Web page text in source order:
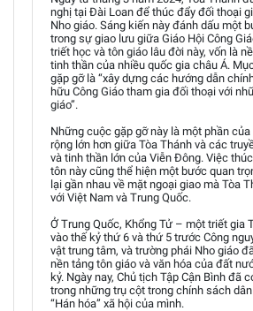
nghị tại Đài Loan để thúc đẩy đối thoại
Nho giáo. Sáng kiến này đánh dấu một
trong sự giao lưu giữa Giáo Hội Công
triết học và tôn giáo lâu đời này, vốn là
tinh thần của nhiều quốc gia châu Á.
gặp gỡ là “xây dựng các hướng dẫn
hữu Công Giáo tham gia đối thoại với
giáo”.
Những cuộc gặp gỡ này là một phần
rộng lớn hơn giữa Tòa Thánh và các
và tinh thần lớn của Viễn Đông. Việc
tôn này cũng thể hiện một bước quan
lại gần nhau về mặt ngoại giao mà Tòa
với Việt Nam và Trung Quốc.
Ở Trung Quốc, Khổng Tử – một triết gia
vào thế kỷ thứ 6 và thứ 5 trước Công
vật trung tâm, và trường phái Nho giáo
nền tảng tôn giáo và văn hóa của đất
kỷ. Ngày nay, Chủ tịch Tập Cận Bình đã
trong những trụ cột trong chính sách
“Hán hóa” xã hội của mình.